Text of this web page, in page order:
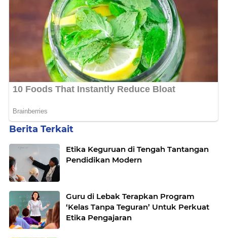
Berita Terkait
Etika Keguruan di Tengah Tantangan
Pendidikan Modern
Guru di Lebak Terapkan Program
‘Kelas Tanpa Teguran’ Untuk Perkuat
Etika Pengajaran